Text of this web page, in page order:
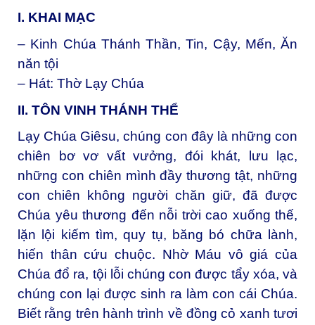
I. KHAI MẠC
– Kinh Chúa Thánh Thần, Tin, Cậy, Mến, Ăn
năn tội
– Hát: Thờ Lạy Chúa
II. TÔN VINH THÁNH THỂ
Lạy Chúa Giêsu, chúng con đây là những con
chiên bơ vơ vất vưởng, đói khát, lưu lạc,
những con chiên mình đầy thương tật, những
con chiên không người chăn giữ, đã được
Chúa yêu thương đến nỗi trời cao xuống thế,
lặn lội kiếm tìm, quy tụ, băng bó chữa lành,
hiến thân cứu chuộc. Nhờ Máu vô giá của
Chúa đổ ra, tội lỗi chúng con được tẩy xóa, và
chúng con lại được sinh ra làm con cái Chúa.
Biết rằng trên hành trình về đồng cỏ xanh tươi